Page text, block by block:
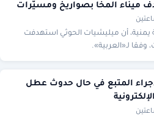
ميناء المخا بصواريخ ومسيّرات
أن ميليشيات الحوثي استهدفت
لـ«العربية».
المتبع في حال حدوث عطل